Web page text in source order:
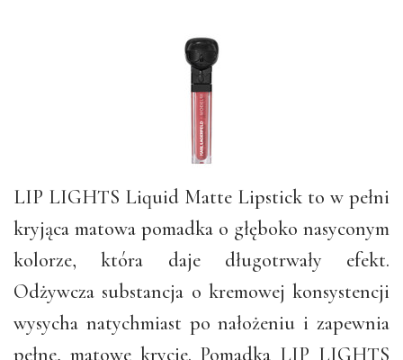
LIP LIGHTS Liquid Matte Lipstick to w pełni
kryjąca matowa pomadka o głęboko nasyconym
kolorze, która daje długotrwały efekt.
Odżywcza substancja o kremowej konsystencji
wysycha natychmiast po nałożeniu i zapewnia
pełne, matowe krycie. Pomadka LIP LIGHTS